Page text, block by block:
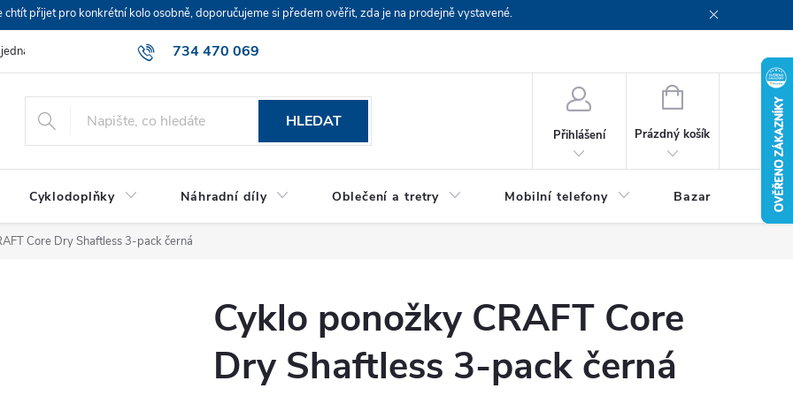
přijet pro konkrétní kolo osobně, doporučujeme si předem ověřit, zda je na prodejně vystavené.
734 470 069
HLEDAT
Přihlášení
NÁKUPNÍ
Prázdný košík
Cyklodoplňky Náhradní díly Oblečení a tretry Mobilní telefony Bazar Servis
Core Dry Shaftless 3-pack černá
Cyklo ponožky CRAFT Core
Dry Shaftless 3-pack černá